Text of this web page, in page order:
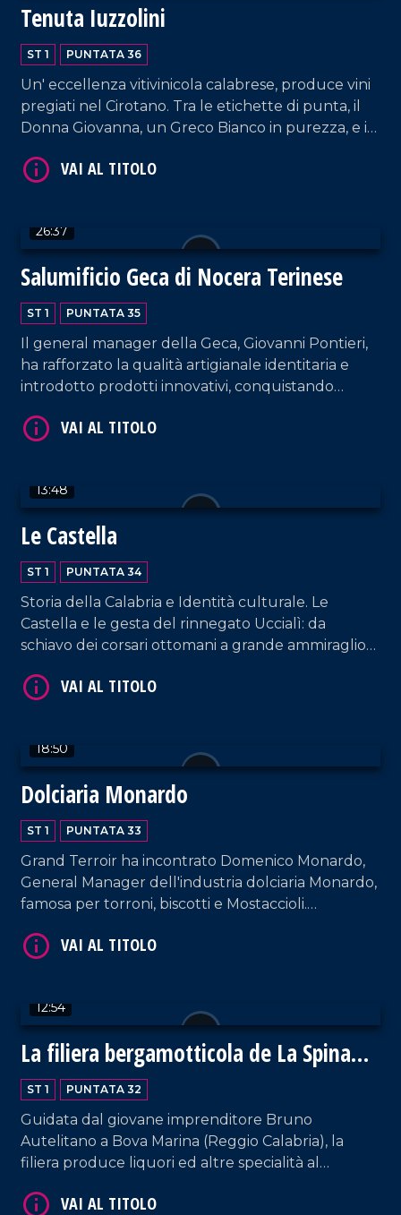
Tenuta Iuzzolini
ST 1 PUNTATA 36
Un' eccellenza vitivinicola calabrese, produce vini
pregiati nel Cirotano. Tra le etichette di punta, il
Donna Giovanna, un Greco Bianco in purezza, e il
Marina è aperta per visite e degustazioni.
26:37
Salumificio Geca di Nocera Terinese
ST 1 PUNTATA 35
Il general manager della Geca, Giovanni Pontieri,
ha rafforzato la qualità artigianale identitaria e
introdotto prodotti innovativi, conquistando
produttivo, dalle carni fresche alla stagionatura e
13:48
Le Castella
ST 1 PUNTATA 34
Storia della Calabria e Identità culturale. Le
Castella e le gesta del rinnegato Uccialì: da
schiavo dei corsari ottomani a grande ammiraglio
18:50
Dolciaria Monardo
ST 1 PUNTATA 33
Grand Terroir ha incontrato Domenico Monardo,
General Manager dell'industria dolciaria Monardo,
famosa per torroni, biscotti e Mostaccioli.
cioccolato, espandendosi in UE e ExtraUE facendo
12:54
La filiera bergamotticola de La Spina
Santa
ST 1 PUNTATA 32
Guidata dal giovane imprenditore Bruno
Autelitano a Bova Marina (Reggio Calabria), la
filiera produce liquori ed altre specialità al
bergamotto (il Bergotto) e l'Amaro Kaciuto.
VAI AL TITOLO
VAI AL TITOLO
VAI AL TITOLO